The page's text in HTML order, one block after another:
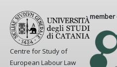
Centre for Study of
European Labour Law
member